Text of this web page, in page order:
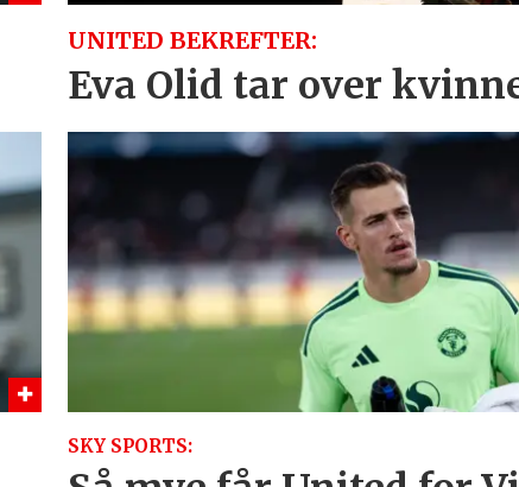
UNITED BEKREFTER:
Eva Olid tar over
SKY SPORTS: